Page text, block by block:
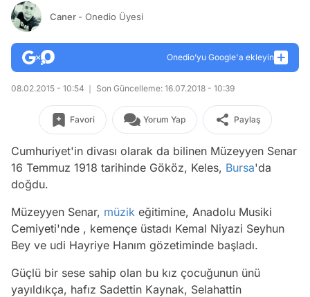
Caner - Onedio Üyesi
Onedio’yu Google'a ekleyin
08.02.2015 - 10:54 Son Güncelleme: 16.07.2018 - 10:39
Favori Yorum Yap Paylaş
Cumhuriyet'in divası olarak da bilinen Müzeyyen Senar
16 Temmuz 1918 tarihinde Gököz, Keles, Bursa'da
doğdu.
Müzeyyen Senar, müzik eğitimine, Anadolu Musiki
Cemiyeti'nde , kemençe üstadı Kemal Niyazi Seyhun
Bey ve udi Hayriye Hanım gözetiminde başladı.
Güçlü bir sese sahip olan bu kız çocuğunun ünü
yayıldıkça, hafız Sadettin Kaynak, Selahattin